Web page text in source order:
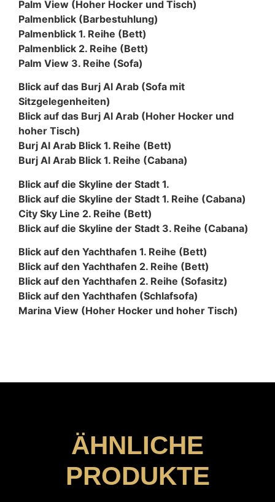
Palm View (Hoher Hocker und Tisch)
Palmenblick (Barbestuhlung)
Palmenblick 1. Reihe (Bett)
Palmenblick 2. Reihe (Bett)
Palm View 3. Reihe (Sofa)
Blick auf das Burj Al Arab (Sofa mit
Sitzgelegenheiten)
Blick auf das Burj Al Arab (Hoher Hocker und
hoher Tisch)
Burj Al Arab Blick 1. Reihe (Bett)
Burj Al Arab Blick 1. Reihe (Cabana)
Blick auf die Skyline der Stadt 1.
Blick auf die Skyline der Stadt 1. Reihe (Cabana)
City Sky Line 2. Reihe (Bett)
Blick auf die Skyline der Stadt 3. Reihe (Cabana)
Blick auf den Yachthafen 1. Reihe (Bett)
Blick auf den Yachthafen 2. Reihe (Bett)
Blick auf den Yachthafen 2. Reihe (Sofasitz)
Blick auf den Yachthafen (Schlafsofa)
Marina View (Hoher Hocker und hoher Tisch)
ÄHNLICHE
PRODUKTE